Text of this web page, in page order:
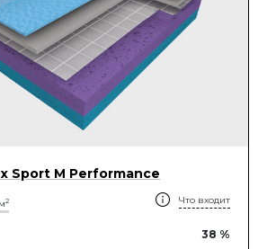
Sport M Performance
2 Что входит
38 %